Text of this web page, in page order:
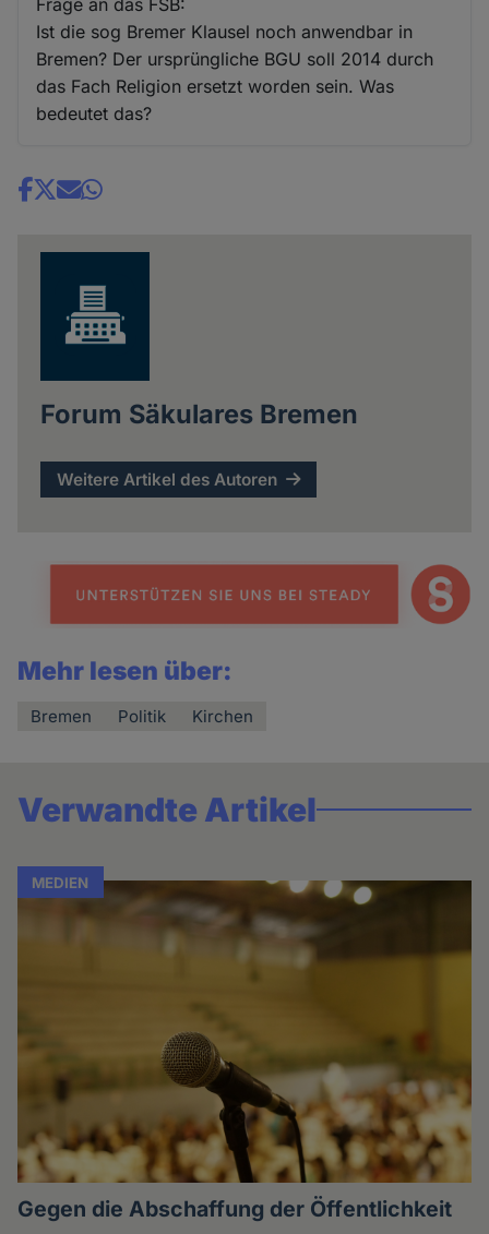
Frage an das FSB:
Ist die sog Bremer Klausel noch anwendbar in
Bremen? Der ursprüngliche BGU soll 2014 durch
das Fach Religion ersetzt worden sein. Was
bedeutet das?
Share
Forum Säkulares Bremen
Weitere Artikel des Autoren
Mehr lesen über:
Bremen Politik Kirchen
Verwandte Artikel
MEDIEN
Gegen die Abschaffung der Öffentlichkeit